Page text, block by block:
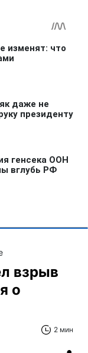
взрыв
о
2 мин